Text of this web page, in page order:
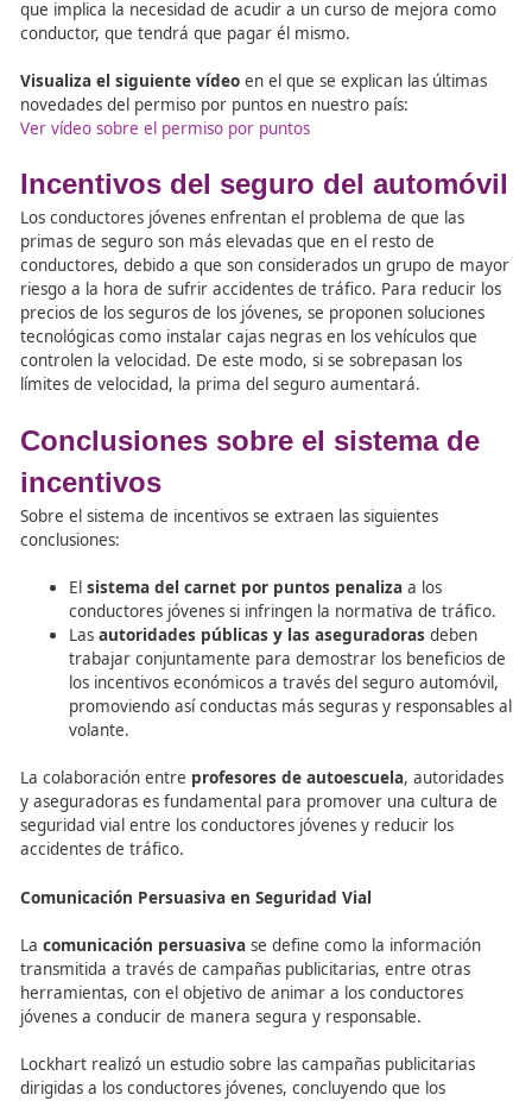
y lugares en los que se espere una mayor
conductores jóvenes.
Hay que invertir en mejoras tecnológicas
desarrollar sistemas de detección de drogas más
efectivos.
la conducción bajo los efectos de las drogas.
La colaboración entreprofesores de autoescuela
y sociedad en general es esencial para promover una
seguridad vial y reducir los accidentes en las carreteras.
Incentivos en Seguridad Vial
comportamientos seguros al volante, incentivando a los
conductas responsables.
carnet por puntosfunciona de modo que si se lleva
una conducción peligrosa incumpliendo las normas de
circulación, se pueden perder puntos. Esta pérdida de
unida a sanciones económicas en función de las
cometidas. Para los conductores noveles, el número de
con el que se parte es menor que para conductores
experimentados.
Si el conductor, especialmente los jóvenes, comete un
elevado de infracciones, puede llegar a ser castigado
conducir durante un tiempo hasta que recupere el
que implica la necesidad de acudir a un curso de
conductor, que tendrá que pagar él mismo.
Visualiza el siguiente vídeoen el que se explican las
Ver vídeo sobre el permiso por puntos